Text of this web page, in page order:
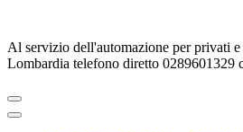
Al servizio dell'automazione per privati
Lombardia telefono diretto 0289601329